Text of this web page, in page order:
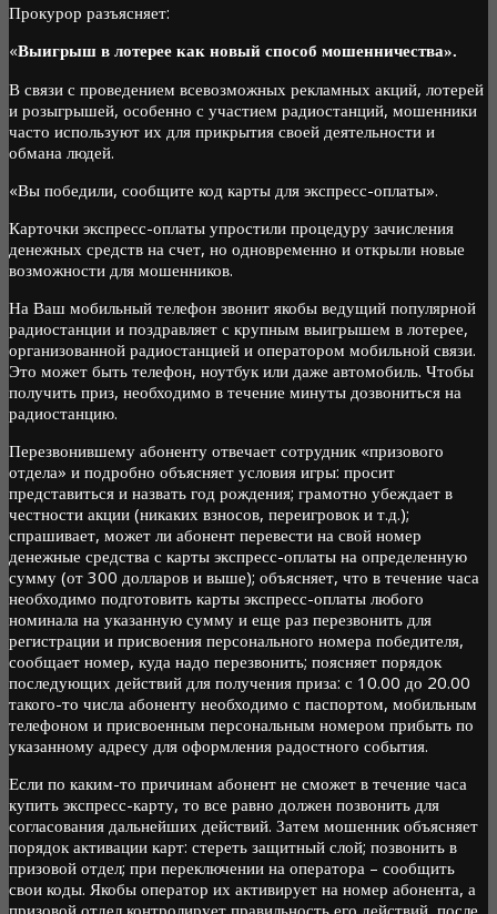
Прокурор разъясняет:
«Выигрыш в лотерее как новый способ мошенничества».
В связи с проведением всевозможных рекламных акций, лотерей
и розыгрышей, особенно с участием радиостанций, мошенники
часто используют их для прикрытия своей деятельности и
обмана людей.
«Вы победили, сообщите код карты для экспресс-оплаты».
Карточки экспресс-оплаты упростили процедуру зачисления
денежных средств на счет, но одновременно и открыли новые
возможности для мошенников.
На Ваш мобильный телефон звонит якобы ведущий популярной
радиостанции и поздравляет с крупным выигрышем в лотерее,
организованной радиостанцией и оператором мобильной связи.
Это может быть телефон, ноутбук или даже автомобиль. Чтобы
получить приз, необходимо в течение минуты дозвониться на
радиостанцию.
Перезвонившему абоненту отвечает сотрудник «призового
отдела» и подробно объясняет условия игры: просит
представиться и назвать год рождения; грамотно убеждает в
честности акции (никаких взносов, переигровок и т.д.);
спрашивает, может ли абонент перевести на свой номер
денежные средства с карты экспресс-оплаты на определенную
сумму (от 300 долларов и выше); объясняет, что в течение часа
необходимо подготовить карты экспресс-оплаты любого
номинала на указанную сумму и еще раз перезвонить для
регистрации и присвоения персонального номера победителя,
сообщает номер, куда надо перезвонить; поясняет порядок
последующих действий для получения приза: с 10.00 до 20.00
такого-то числа абоненту необходимо с паспортом, мобильным
телефоном и присвоенным персональным номером прибыть по
указанному адресу для оформления радостного события.
Если по каким-то причинам абонент не сможет в течение часа
купить экспресс-карту, то все равно должен позвонить для
согласования дальнейших действий. Затем мошенник объясняет
порядок активации карт: стереть защитный слой; позвонить в
призовой отдел; при переключении на оператора – сообщить
свои коды. Якобы оператор их активирует на номер абонента, а
призовой отдел контролирует правильность его действий, после